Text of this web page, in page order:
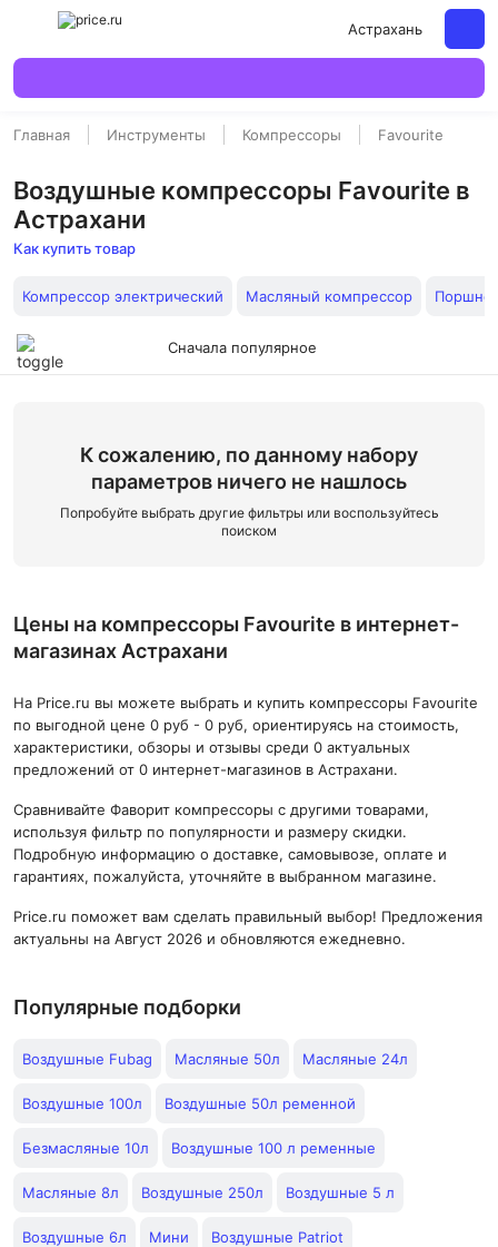
Астрахань
Главная Инструменты Компрессоры Favourite
Воздушные компрессоры Favourite в
Астрахани
Как купить товар
Компрессор электрический Масляный компрессор
Сначала популярное
К сожалению, по данному набору
параметров ничего не нашлось
Попробуйте выбрать другие фильтры или воспользуйтесь
поиском
Цены на компрессоры Favourite в интернет-
магазинах Астрахани
На Price.ru вы можете выбрать и купить компрессоры Favourite
по выгодной цене 0 руб - 0 руб, ориентируясь на стоимость,
характеристики, обзоры и отзывы среди 0 актуальных
предложений от 0 интернет-магазинов в Астрахани.
Сравнивайте Фаворит компрессоры с другими товарами,
используя фильтр по популярности и размеру скидки.
Подробную информацию о доставке, самовывозе, оплате и
гарантиях, пожалуйста, уточняйте в выбранном магазине.
Price.ru поможет вам сделать правильный выбор! Предложения
актуальны на Август 2026 и обновляются ежедневно.
Популярные подборки
Воздушные Fubag Масляные 50л Масляные 24л
Воздушные 100л Воздушные 50л ременной
Безмасляные 10л Воздушные 100 л ременные
Масляные 8л Воздушные 250л Воздушные 5 л
Воздушные 6л Мини Воздушные Patriot